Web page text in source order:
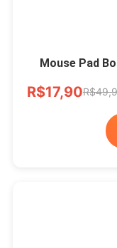
Mouse Pad
R$17,90